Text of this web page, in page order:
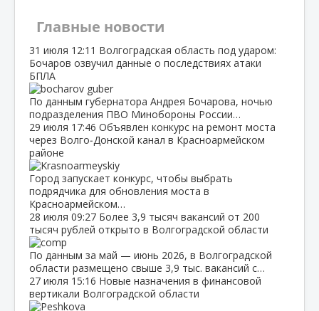
Главные новости
31 июля 12:11 Волгоградская область под ударом:
Бочаров озвучил данные о последствиях атаки
БПЛА
По данным губернатора Андрея Бочарова, ночью
подразделения ПВО Минобороны России…
29 июля 17:46 Объявлен конкурс на ремонт моста
через Волго‑Донской канал в Красноармейском
районе
Город запускает конкурс, чтобы выбрать
подрядчика для обновления моста в
Красноармейском…
28 июля 09:27 Более 3,9 тысяч вакансий от 200
тысяч рублей открыто в Волгоградской области
По данным за май — июнь 2026, в Волгоградской
области размещено свыше 3,9 тыс. вакансий с…
27 июля 15:16 Новые назначения в финансовой
вертикали Волгоградской области